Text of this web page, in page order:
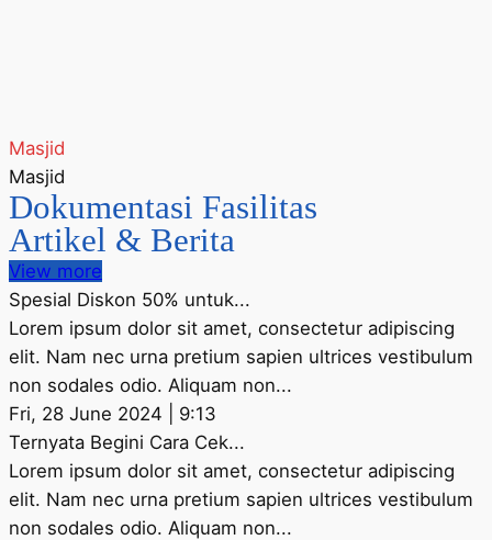
Masjid
Masjid
Dokumentasi Fasilitas
Artikel & Berita
View more
Spesial Diskon 50% untuk...
Lorem ipsum dolor sit amet, consectetur adipiscing
elit. Nam nec urna pretium sapien ultrices vestibulum
non sodales odio. Aliquam non...
Fri, 28 June 2024 | 9:13
Ternyata Begini Cara Cek...
Lorem ipsum dolor sit amet, consectetur adipiscing
elit. Nam nec urna pretium sapien ultrices vestibulum
non sodales odio. Aliquam non...